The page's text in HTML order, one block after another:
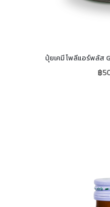
ปุ๋ยเคมี โพลีแอร์พลัส
฿